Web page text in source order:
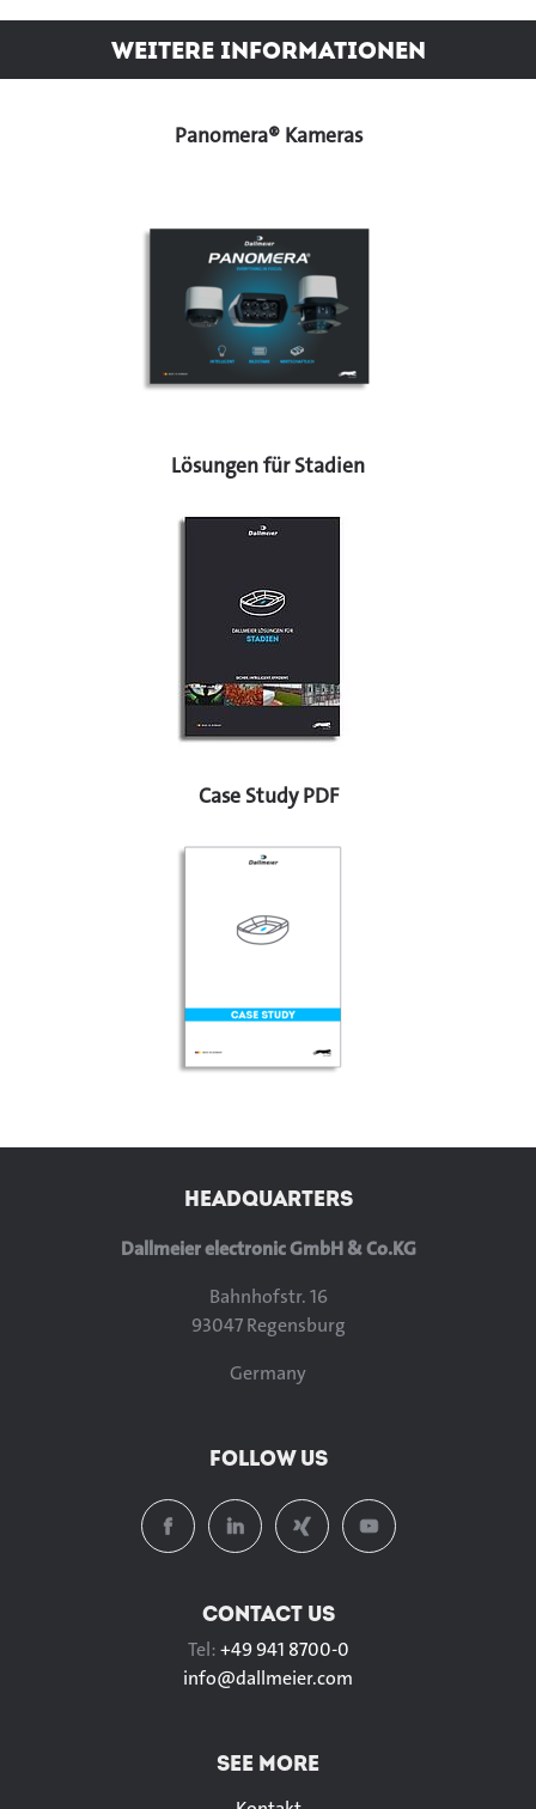
Weitere Informationen
Panomera® Kameras
Lösungen für Stadien
Case Study PDF
HEADQUARTERS
Dallmeier electronic GmbH & Co.KG
Bahnhofstr. 16
93047 Regensburg
Germany
FOLLOW US
CONTACT US
Tel:+49 941 8700-0
info@dallmeier.com
SEE MORE